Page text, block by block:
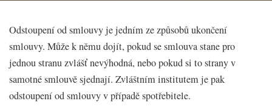
Odstoupení od smlouvy je jedním ze způsobů ukončení
smlouvy. Může k němu dojít, pokud se smlouva stane pro
jednou stranu zvlášť nevýhodná, nebo pokud si to strany v
samotné smlouvě sjednají. Zvláštním institutem je pak
odstoupení od smlouvy v případě spotřebitele.